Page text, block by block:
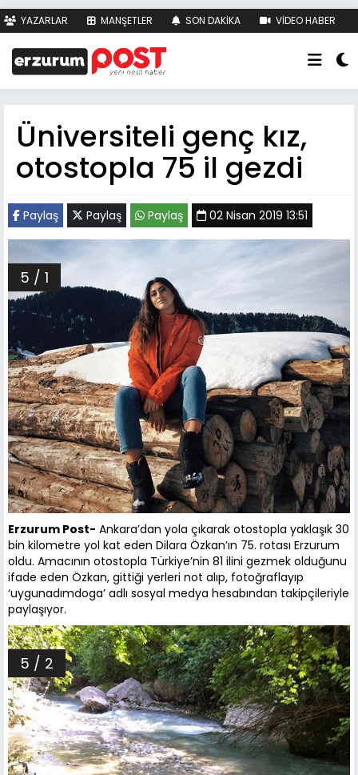
YAZARLAR MANŞETLER SON DAKİKA
VİDEO HABER
İLETİŞİM
Üniversiteli genç kız,
otostopla 75 il gezdi
Paylaş Paylaş Paylaş 02 Nisan 2019 13:51
5 / 1
Erzurum Post- Ankara’dan yola çıkarak otostopla yaklaşık 30
bin kilometre yol kat eden Dilara Özkan’ın 75. rotası Erzurum
oldu. Amacının otostopla Türkiye’nin 81 ilini gezmek olduğunu
ifade eden Özkan, gittiği yerleri not alıp, fotoğraflayıp
‘uygunadımdoga’ adlı sosyal medya hesabından takipçileriyle
paylaşıyor.
5 / 2